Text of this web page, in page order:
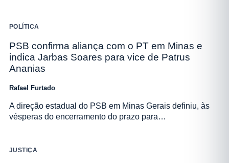
POLÍTICA
PSB confirma aliança com o PT em Minas e
indica Jarbas Soares para vice de Patrus
Ananias
Rafael Furtado
A direção estadual do PSB em Minas Gerais definiu, às
vésperas do encerramento do prazo para…
JUSTIÇA